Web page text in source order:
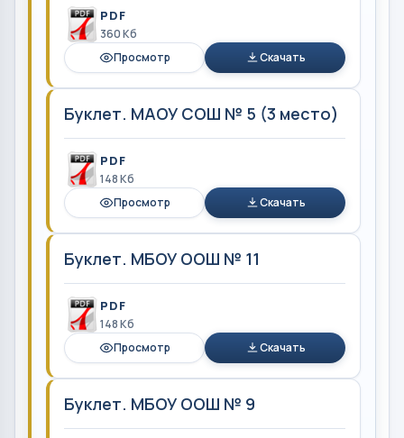
PDF
360 Кб
Просмотр
Скачать
Буклет. МАОУ СОШ № 5 (3 место)
PDF
148 Кб
Просмотр
Скачать
Буклет. МБОУ ООШ № 11
PDF
148 Кб
Просмотр
Скачать
Буклет. МБОУ ООШ № 9